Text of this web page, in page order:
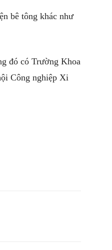
bê tông khác như
đó có Trường Khoa
Công nghiệp Xi